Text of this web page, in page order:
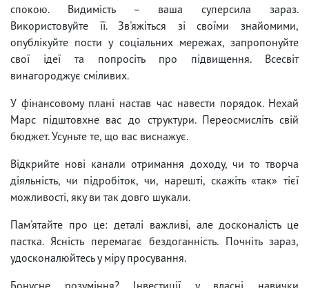
спокою. Видимість – ваша суперсила зараз.
Використовуйте її. Зв'яжіться зі своїми знайомими,
опублікуйте пости у соціальних мережах, запропонуйте
свої ідеї та попросіть про підвищення. Всесвіт
винагороджує сміливих.
У фінансовому плані настав час навести порядок. Нехай
Марс підштовхне вас до структури. Переосмисліть свій
бюджет. Усуньте те, що вас виснажує.
Відкрийте нові канали отримання доходу, чи то творча
діяльність, чи підробіток, чи, нарешті, скажіть «так» тієї
можливості, яку ви так довго шукали.
Пам'ятайте про це: деталі важливі, але досконалість це
пастка. Ясність перемагає бездоганність. Почніть зараз,
удосконалюйтесь у міру просування.
Бонусне розуміння? Інвестиції у власні навички